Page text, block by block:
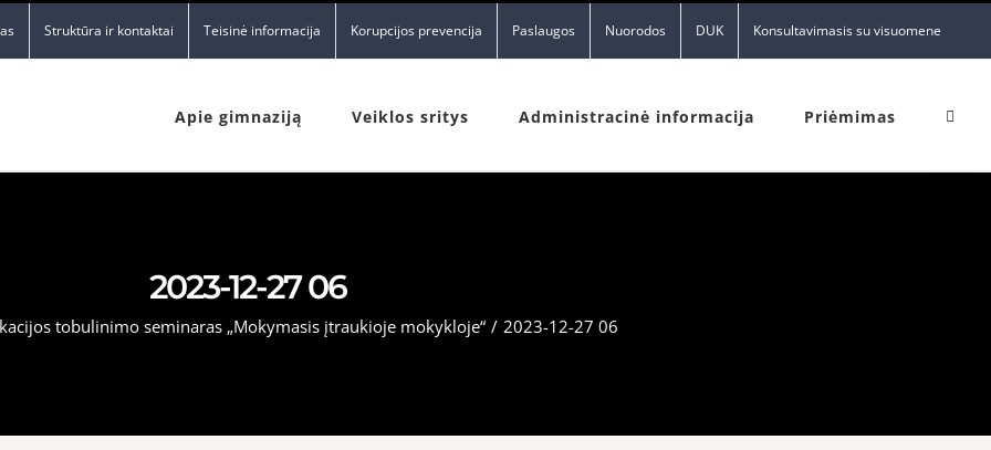
Struktūra ir kontaktai Teisinė informacija Korupcijos prevencija Paslaugos Nuorodos DUK Konsultavimasis su visuomene
Apie gimnaziją Veiklos sritys Administracinė informacija Priėmimas
2023-12-27 06
tobulinimo seminaras „Mokymasis įtraukioje mokykloje“ / 2023-12-27 06